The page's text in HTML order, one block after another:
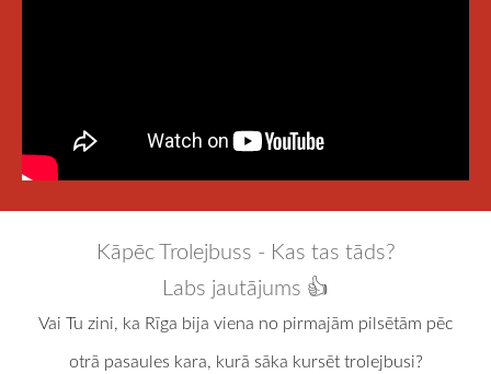
Kāpēc Trolejbuss - Kas tas tāds?
Labs jautājums 👍
Vai Tu zini, ka Rīga bija viena no pirmajām pilsētām pēc
otrā pasaules kara, kurā sāka kursēt trolejbusi?